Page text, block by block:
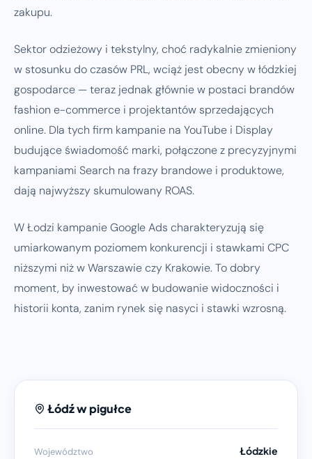
zakupu.
Sektor odzieżowy i tekstylny, choć radykalnie zmieniony
w stosunku do czasów PRL, wciąż jest obecny w łódzkiej
gospodarce — teraz jednak głównie w postaci brandów
fashion e-commerce i projektantów sprzedających
online. Dla tych firm kampanie na YouTube i Display
budujące świadomość marki, połączone z precyzyjnymi
kampaniami Search na frazy brandowe i produktowe,
dają najwyższy skumulowany ROAS.
W Łodzi kampanie Google Ads charakteryzują się
umiarkowanym poziomem konkurencji i stawkami CPC
niższymi niż w Warszawie czy Krakowie. To dobry
moment, by inwestować w budowanie widoczności i
historii konta, zanim rynek się nasyci i stawki wzrosną.
Łódź w pigułce
Województwo Łódzkie